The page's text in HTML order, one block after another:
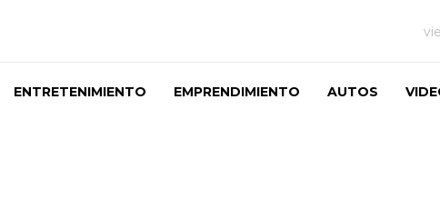
ENTRETENIMIENTO EMPRENDIMIENTO AUTOS